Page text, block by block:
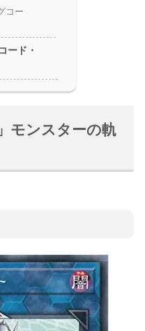
コー
ード・
モンスターの軌